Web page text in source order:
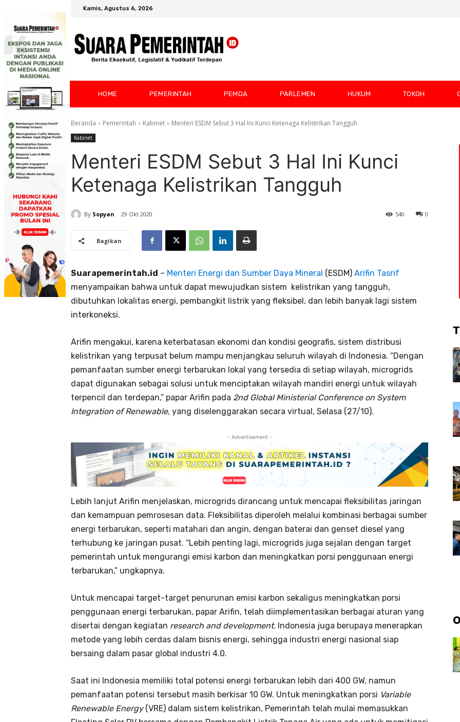
Kamis, Agustus 6, 2026
HOME PEMERINTAH PEMDA PARLEMEN HUKUM TOKOH
Beranda Pemerintah Kabinet Menteri ESDM Sebut 3 Hal Ini Kunci Ketenaga Kelistrikan Tangguh
Kabinet
Menteri ESDM Sebut 3 Hal Ini Kunci
Ketenaga Kelistrikan Tangguh
By Sopyan 29 Okt 2020 0
540
Bagikan
Suarapemerintah.id – Menteri Energi dan Sumber Daya Mineral (ESDM) Arifin Tasrif
menyampaikan bahwa untuk dapat mewujudkan sistem kelistrikan yang tangguh,
dibutuhkan lokalitas energi, pembangkit listrik yang fleksibel, dan lebih banyak lagi sistem
interkoneksi.
Arifin mengakui, karena keterbatasan ekonomi dan kondisi geografis, sistem distribusi
kelistrikan yang terpusat belum mampu menjangkau seluruh wilayah di Indonesia. “Dengan
pemanfaatan sumber energi terbarukan lokal yang tersedia di setiap wilayah, microgrids
dapat digunakan sebagai solusi untuk menciptakan wilayah mandiri energi untuk wilayah
terpencil dan terdepan,” papar Arifin pada 2nd Global Ministerial Conference on System
Integration of Renewable, yang diselenggarakan secara virtual, Selasa (27/10).
- Advertisement -
Lebih lanjut Arifin menjelaskan, microgrids dirancang untuk mencapai fleksibilitas jaringan
dan kemampuan pemrosesan data. Fleksibilitas diperoleh melalui kombinasi berbagai sumber
energi terbarukan, seperti matahari dan angin, dengan baterai dan genset diesel yang
terhubung ke jaringan pusat. “Lebih penting lagi, microgrids juga sejalan dengan target
pemerintah untuk mengurangi emisi karbon dan meningkatkan porsi penggunaan energi
terbarukan,” ungkapnya.
Untuk mencapai target-target penurunan emisi karbon sekaligus meningkatkan porsi
penggunaan energi terbarukan, papar Arifin, telah diimplementasikan berbagai aturan yang
disertai dengan kegiatan research and development. Indonesia juga berupaya menerapkan
metode yang lebih cerdas dalam bisnis energi, sehingga industri energi nasional siap
bersaing dalam pasar global industri 4.0.
Saat ini Indonesia memiliki total potensi energi terbarukan lebih dari 400 GW, namun
pemanfaatan potensi tersebut masih berkisar 10 GW. Untuk meningkatkan porsi Variable
Renewable Energy(VRE) dalam sistem kelistrikan, Pemerintah telah mulai memasukkan